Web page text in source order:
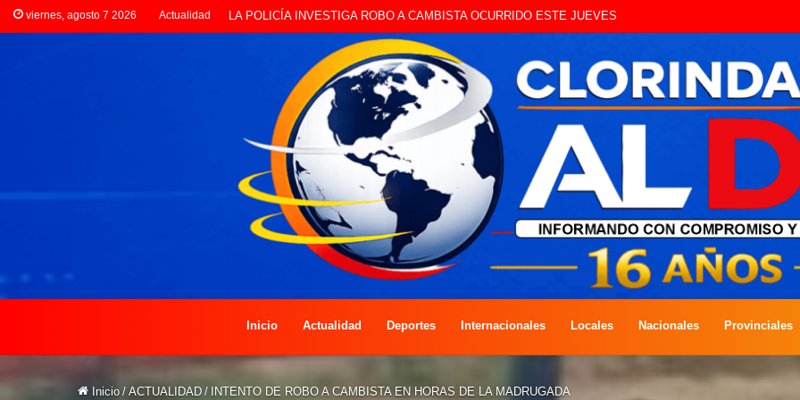
viernes, agosto 7 2026 Actualidad PREOCUPACIÓN POR MOTOS QUE CIRCULAN SIN ILUMINACIÓN
Inicio Actualidad Deportes Internacionales Locales Nacionales Provinciales
Inicio / ACTUALIDAD / INTENTO DE ROBO A CAMBISTA EN HORAS DE LA MADRUGADA